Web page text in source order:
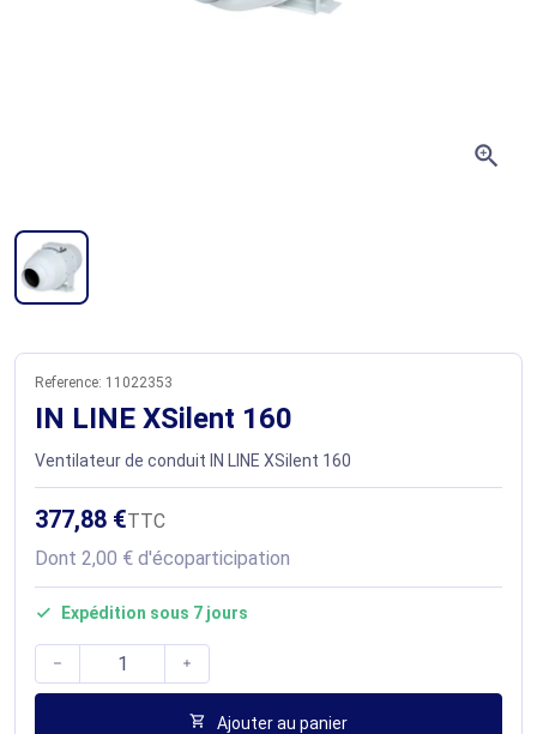
zoom_in
Reference: 11022353
IN LINE XSilent 160
Ventilateur de conduit IN LINE XSilent 160
377,88 €TTC
Dont 2,00 € d'écoparticipation
 Expédition sous 7 jours
 
 Ajouter au panier